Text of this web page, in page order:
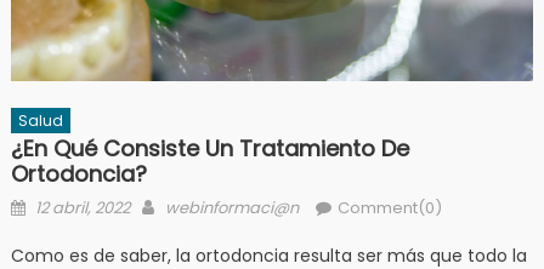
Salud
¿En Qué Consiste Un Tratamiento De
Ortodoncia?
Posted
12 abril, 2022 Author
webinformaci@n Comment(0)
Como es de saber, la ortodoncia resulta ser más que todo la